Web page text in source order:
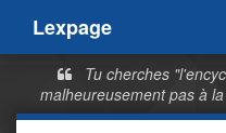
Lexpage
Tu cherches
malheureusement pas à